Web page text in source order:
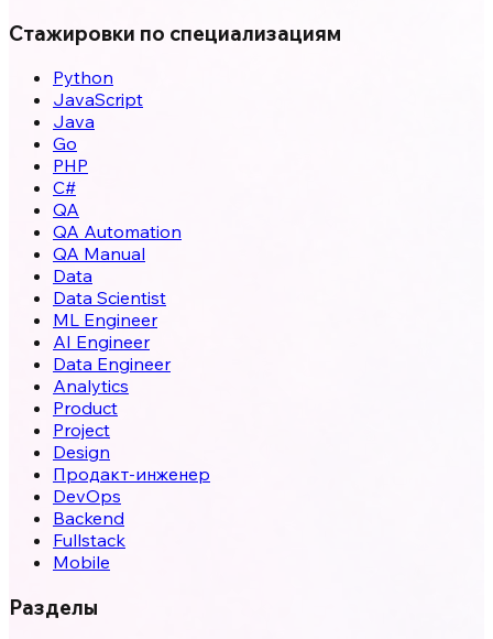
Стажировки по специализациям
Python
JavaScript
Java
Go
PHP
C#
QA
QA Automation
QA Manual
Data
Data Scientist
ML Engineer
AI Engineer
Data Engineer
Analytics
Product
Project
Design
Продакт-инженер
DevOps
Backend
Fullstack
Mobile
Разделы